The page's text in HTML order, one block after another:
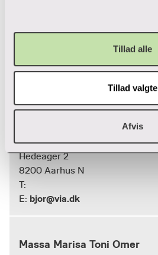
Tillad alle
Tillad valgte
Afvis
Campusliv og planlaegning
Kantinerne
Hedeager 2
8200 Aarhus N
T:
E: bjor@via.dk
Massa Marisa Toni Omer